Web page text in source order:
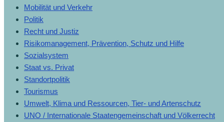
Mobilität und Verkehr
Politik
Recht und Justiz
Risikomanagement, Prävention, Schutz und Hilfe
Sozialsystem
Staat vs. Privat
Standortpolitik
Tourismus
Umwelt, Klima und Ressourcen, Tier- und Artenschutz
UNO / Internationale Staatengemeinschaft und Völkerrecht